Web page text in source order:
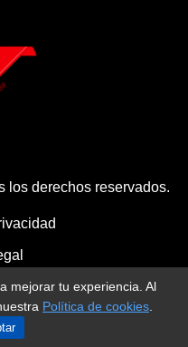
los derechos reservados.
mejorar tu experiencia. Al
Política de cookies